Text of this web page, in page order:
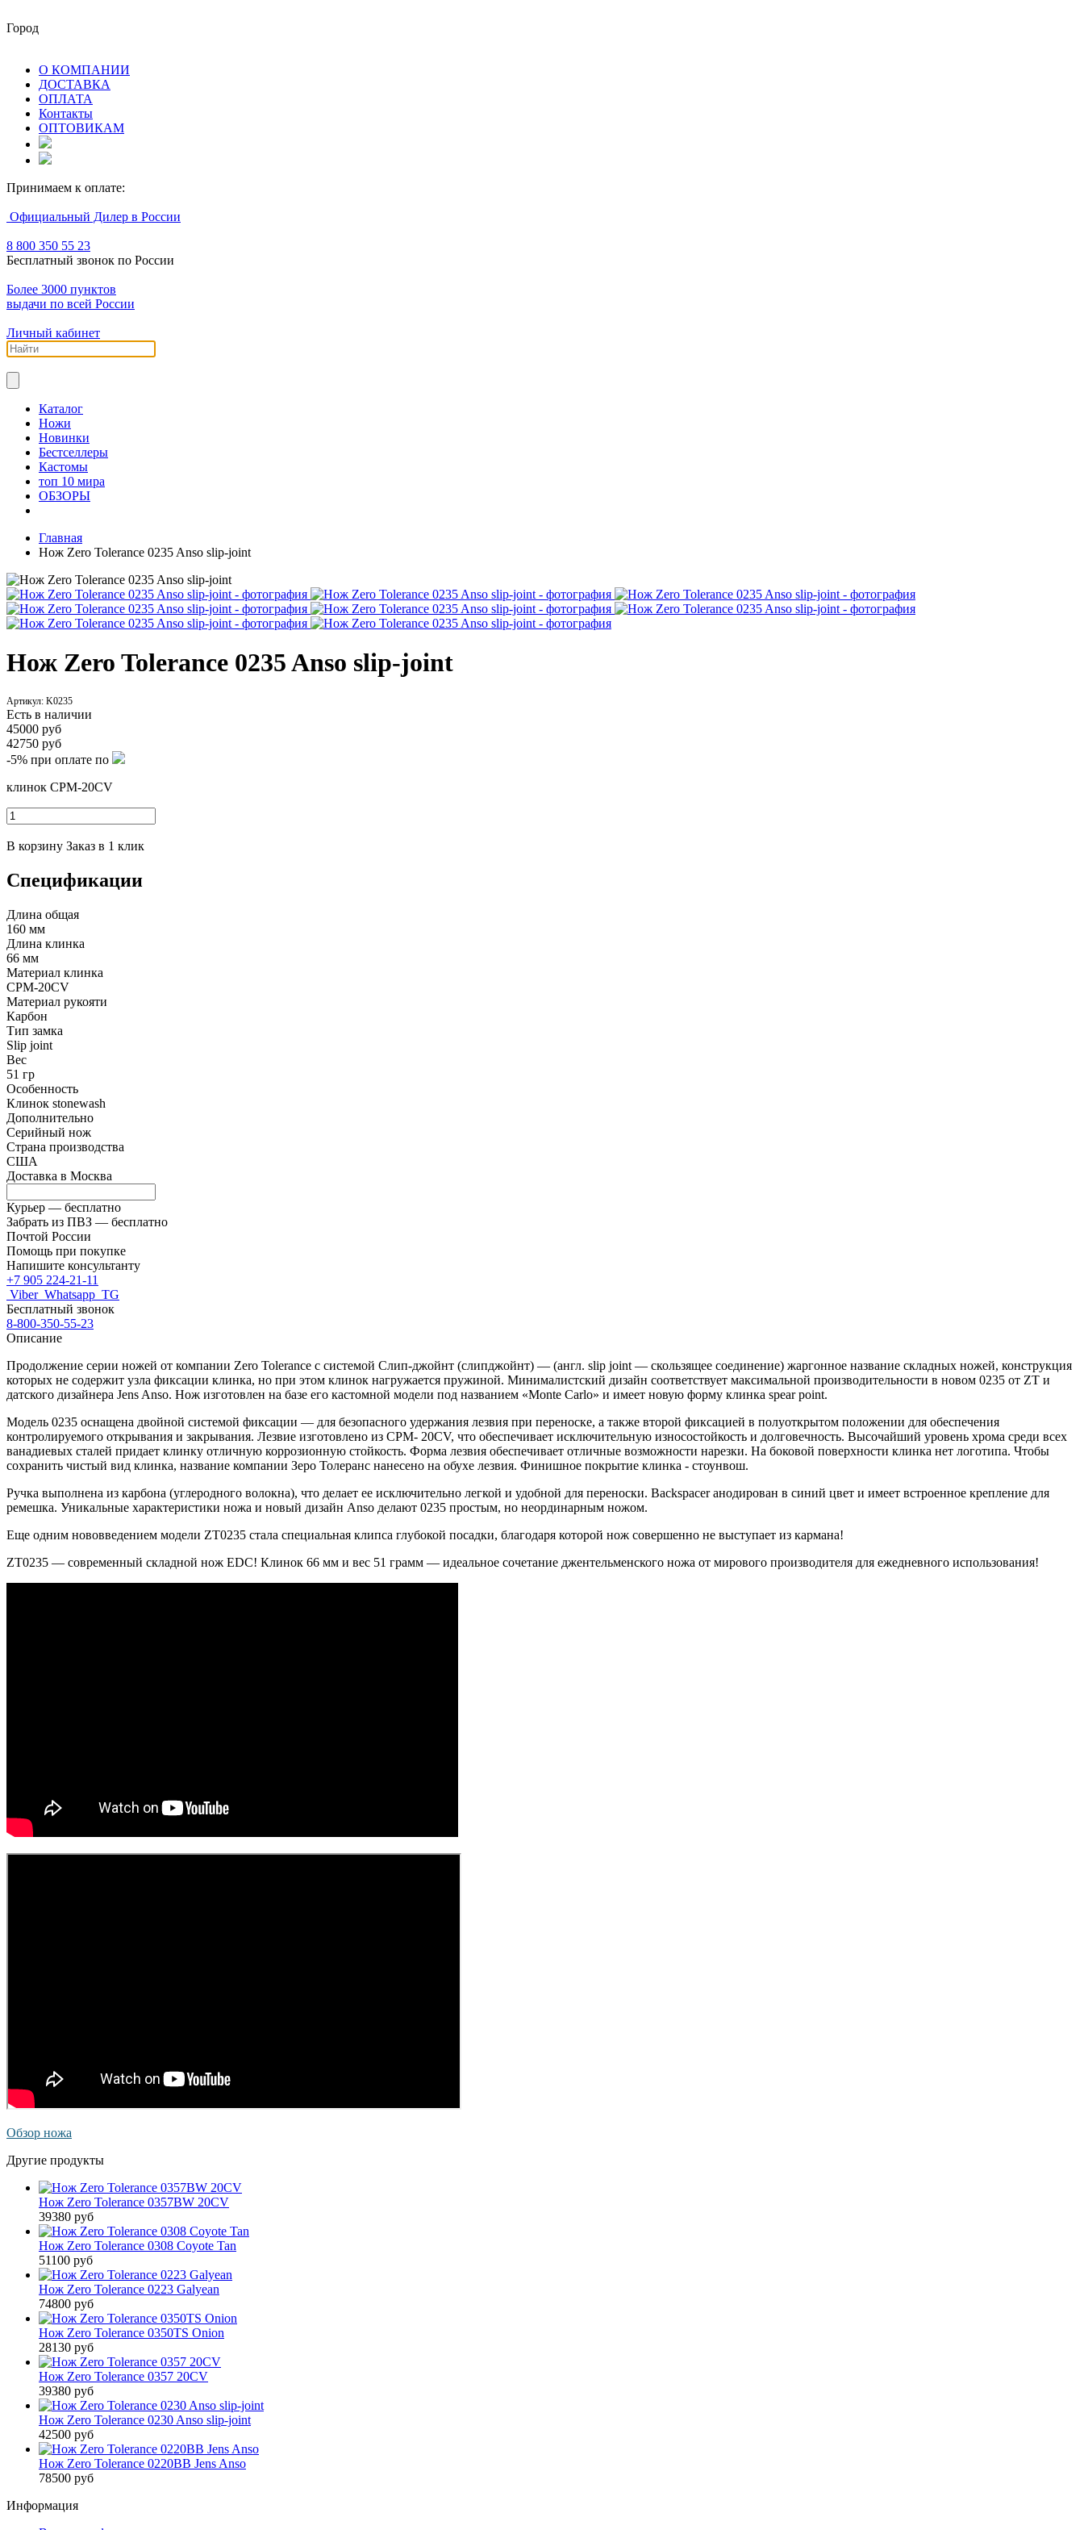
Город
О КОМПАНИИ
ДОСТАВКА
ОПЛАТА
Контакты
ОПТОВИКАМ
Принимаем к оплате:
Официальный Дилер в России
8 800 350 55 23
Бесплатный звонок по России
Более 3000 пунктов
выдачи по всей России
Личный кабинет
Каталог
Ножи
Новинки
Бестселлеры
Кастомы
топ 10 мира
ОБЗОРЫ
Главная
Нож Zero Tolerance 0235 Anso slip-joint
Нож Zero Tolerance 0235 Anso slip-joint
Артикул: K0235
Есть в наличии
45000 руб
42750 руб
-5% при оплате по
клинок CPM-20CV
В корзину Заказ в 1 клик
Спецификации
Длина общая
160 мм
Длина клинка
66 мм
Материал клинка
CPM-20CV
Материал рукояти
Карбон
Тип замка
Slip joint
Вес
51 гр
Особенность
Клинок stonewash
Дополнительно
Серийный нож
Страна производства
США
Доставка в Москва
Курьер — бесплатно
Забрать из ПВЗ — бесплатно
Почтой России
Помощь при покупке
Напишите консультанту
+7 905 224-21-11
Viber Whatsapp TG
Бесплатный звонок
8-800-350-55-23
Описание
Продолжение серии ножей от компании Zero Tolerance с системой Слип-джойнт (слипджойнт) — (англ. slip joint — скользящее соединение) жаргонное название складных ножей, конструкция
которых не содержит узла фиксации клинка, но при этом клинок нагружается пружиной. Минималистский дизайн соответствует максимальной производительности в новом 0235 от ZT и
датского дизайнера Jens Anso. Нож изготовлен на базе его кастомной модели под названием «Monte Carlo» и имеет новую форму клинка spear point.
Модель 0235 оснащена двойной системой фиксации — для безопасного удержания лезвия при переноске, а также второй фиксацией в полуоткрытом положении для обеспечения
контролируемого открывания и закрывания. Лезвие изготовлено из CPM- 20CV, что обеспечивает исключительную износостойкость и долговечность. Высочайший уровень хрома среди всех
ванадиевых сталей придает клинку отличную коррозионную стойкость. Форма лезвия обеспечивает отличные возможности нарезки. На боковой поверхности клинка нет логотипа. Чтобы
сохранить чистый вид клинка, название компании Зеро Толеранс нанесено на обухе лезвия. Финишное покрытие клинка - стоунвош.
Ручка выполнена из карбона (углеродного волокна), что делает ее исключительно легкой и удобной для переноски. Backspacer анодирован в синий цвет и имеет встроенное крепление для
ремешка. Уникальные характеристики ножа и новый дизайн Anso делают 0235 простым, но неординарным ножом.
Еще одним нововведением модели ZT0235 стала специальная клипса глубокой посадки, благодаря которой нож совершенно не выступает из кармана!
ZT0235 — cовременный складной нож EDC! Клинок 66 мм и вес 51 грамм — идеальное сочетание джентельменского ножа от мирового производителя для ежедневного использования!
Обзор ножа
Другие продукты
Нож Zero Tolerance 0357BW 20CV
39380 руб
Нож Zero Tolerance 0308 Coyote Tan
51100 руб
Нож Zero Tolerance 0223 Galyean
74800 руб
Нож Zero Tolerance 0350TS Onion
28130 руб
Нож Zero Tolerance 0357 20CV
39380 руб
Нож Zero Tolerance 0230 Anso slip-joint
42500 руб
Нож Zero Tolerance 0220BB Jens Anso
78500 руб
Информация